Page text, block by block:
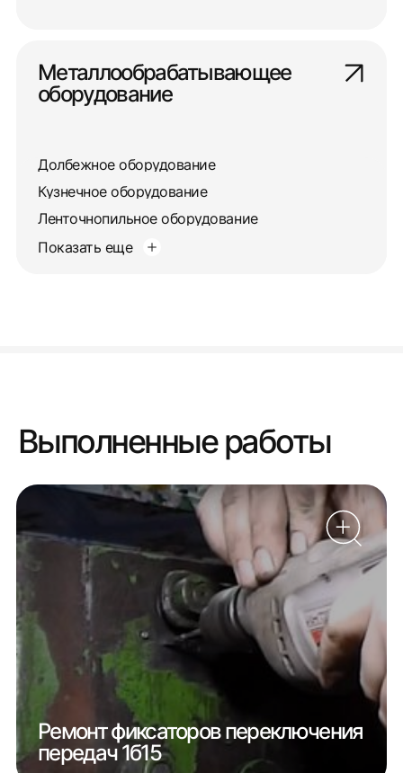
Металлообрабатывающее
оборудование
Долбежное оборудование
Кузнечное оборудование
Ленточнопильное оборудование
Показать еще
Выполненные работы
Ремонт фиксаторов переключения
передач 1б15